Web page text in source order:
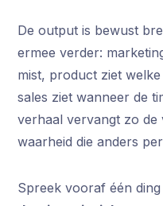
De output is bewust
ermee verder:
mist, product ziet
sales ziet wanneer de
verhaal vervangt zo de
waarheid die anders
Spreek vooraf één